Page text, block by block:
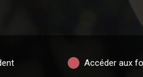
Accéder aux